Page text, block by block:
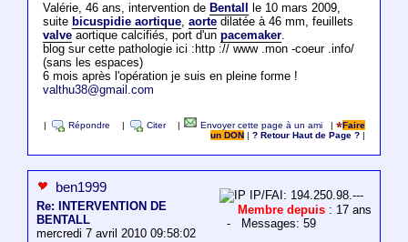
Valérie, 46 ans, intervention de Bentall
le 10 mars 2009,
suite bicuspidie aortique, aortedilatée à 46 mm, feuillets
valveaortique calcifiés, port d'un pacemaker.
blog sur cette pathologie ici :http :// www .mon -coeur .info/
(sans les espaces)
6 mois après l'opération je suis en pleine forme !
valthu38@gmail.com
Répondre Citer Envoyer cette page à un ami |
Faire
un DON
|? Retour Haut de Page ?
ben1999
Re: INTERVENTION DE
BENTALL
mercredi 7 avril 2010 09:58:02
IP/FAI: 194.250.98.---
Membre depuis : 17 ans
- Messages: 59